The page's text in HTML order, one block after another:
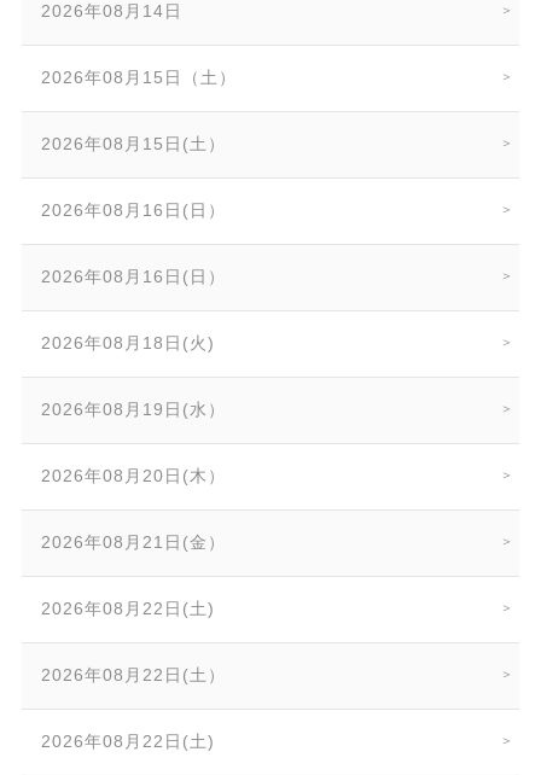
2026年08月14日
2026年08月15日（土）
2026年08月15日(土）
2026年08月16日(日）
2026年08月16日(日）
2026年08月18日(火)
2026年08月19日(水）
2026年08月20日(木）
2026年08月21日(金）
2026年08月22日(土)
2026年08月22日(土）
2026年08月22日(土)